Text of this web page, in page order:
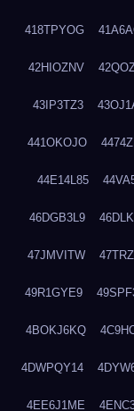
418TPYOG
42HIOZNV
43IP3TZ3
441OKOJO
44E14L85
46DGB3L9
47JMVITW
49R1GYE9
4BOKJ6KQ
4DWPQY14
4EE6J1ME